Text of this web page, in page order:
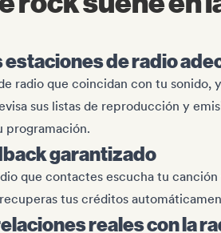
estaciones de radio
radio que coincidan con tu sonido,
sus listas de reproducción y
programación.
garantizado
que contactes escucha tu
tus créditos
reales con la